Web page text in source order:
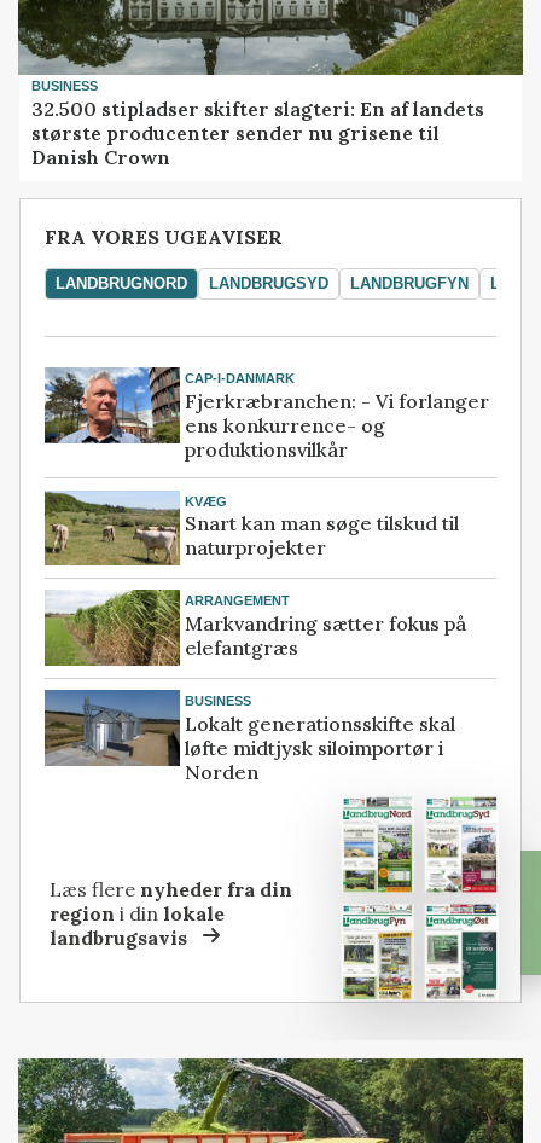
BUSINESS
32.500 stipladser skifter slagteri: En af landets
største producenter sender nu grisene til
Danish Crown
FRA VORES UGEAVISER
LANDBRUGNORD LANDBRUGSYD LANDBRUGFYN
CAP-I-DANMARK
Fjerkræbranchen: - Vi forlanger
ens konkurrence- og
produktionsvilkår
KVÆG
Snart kan man søge tilskud til
naturprojekter
ARRANGEMENT
Markvandring sætter fokus på
elefantgræs
BUSINESS
Lokalt generationsskifte skal
løfte midtjysk siloimportør i
Norden
Læs flere nyheder fra din
region i dinlokale
landbrugsavis